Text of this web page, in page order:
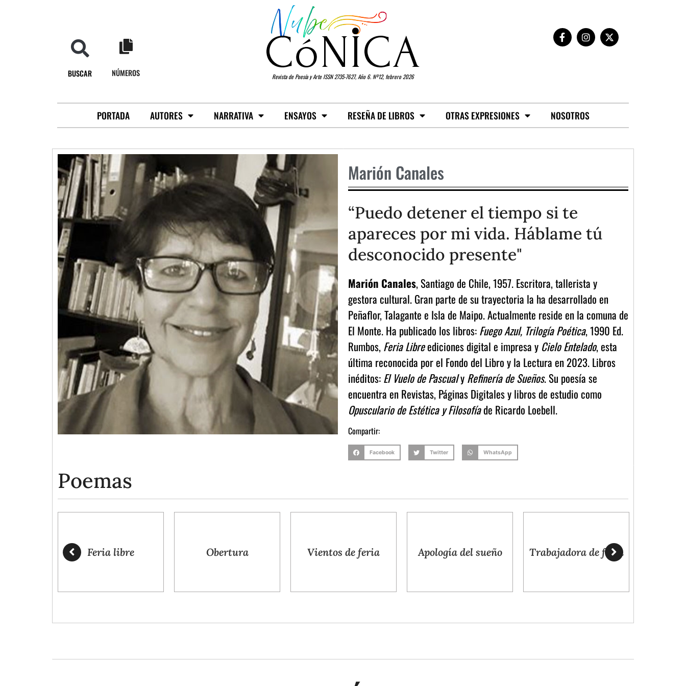
BUSCAR NÚMEROS Revista de Poesía y Arte ISSN 2735-7627, Año 6. Nº12, febrero 2026
PORTADA AUTORES NARRATIVA ENSAYOS RESEÑA DE LIBROS OTRAS EXPRESIONES NOSOTROS
Marión Canales
“Puedo detener el tiempo si te
apareces por mi vida. Háblame tú
desconocido presente"
Marión Canales, Santiago de Chile, 1957. Escritora, tallerista y
gestora cultural. Gran parte de su trayectoria la ha desarrollado en
Peñaflor, Talagante e Isla de Maipo. Actualmente reside en la comuna de
El Monte. Ha publicado los libros:Fuego Azul, Trilogía Poética, 1990 Ed.
Rumbos,Feria Libreediciones digital e impresa y Cielo Entelado, esta
última reconocida por el Fondo del Libro y la Lectura en 2023. Libros
inéditos:El Vuelo de PascualyRefinería de Sueños. Su poesía se
encuentra en Revistas, Páginas Digitales y libros de estudio como
Opusculario de Estética y Filosofíade Ricardo Loebell.
Compartir:
Facebook Twitter WhatsApp
Poemas
Feria libre Vientos de feria Apología del sueño Trabajadora de feria
Agua que se